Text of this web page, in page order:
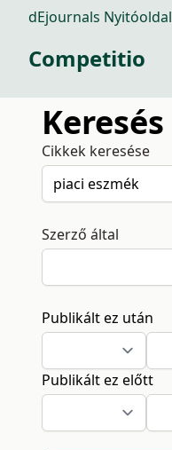
dEjournals Nyitóoldal
Competitio
Keresés
Cikkek keresése
Szerző által
Publikált ez után
Publikált ez előtt